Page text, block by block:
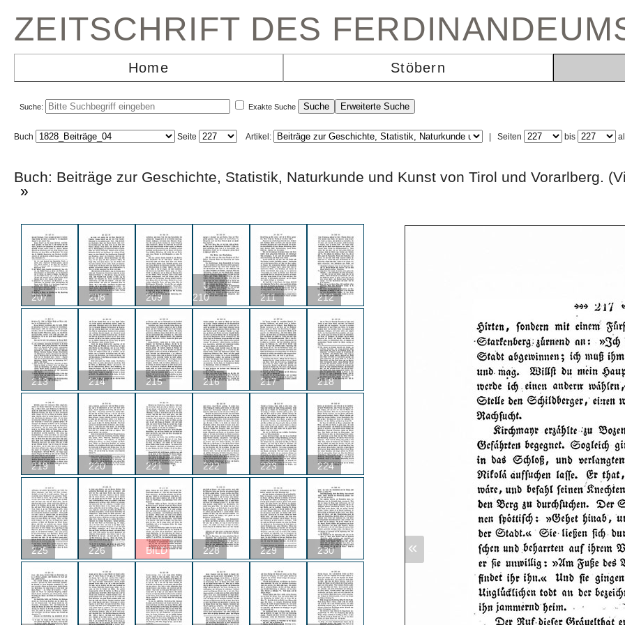
ZEITSCHRIFT DES
Home Stöbern
Suche: Exakte Suche
Buch Seite Artikel: Seiten bis
Buch: Beiträge zur Geschichte, Statistik, Naturkunde und Kunst von Tirol und
»
207 208 209
U
210
211 212
213 214 215 216 217 218
219 220 221 222 223 224
225 226 BILD 228 229 230 «